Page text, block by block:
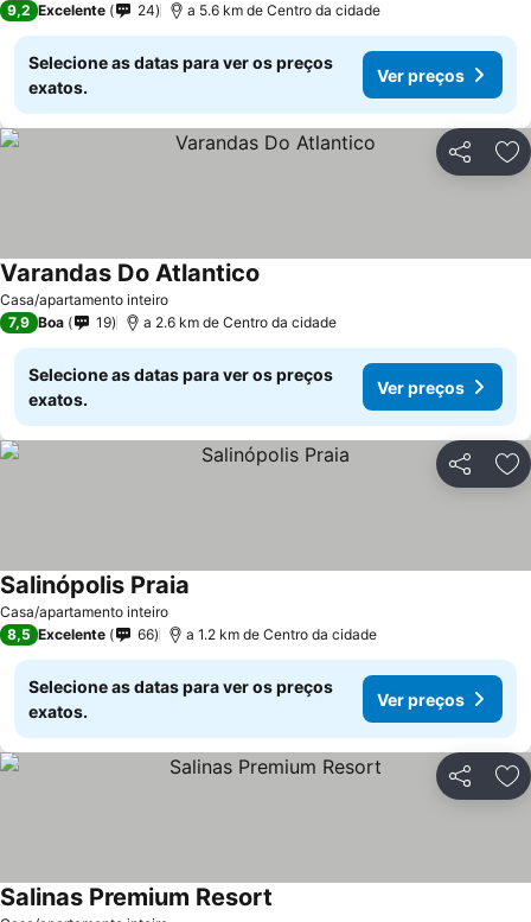
9,2 Excelente 24 a 5.6 km de Centro da cidade
Selecione as datas para ver os preços
exatos.
Ver preços
Partilhar
Casa/apartamento inteiro
Varandas Do Atlantico
7,9 Boa 19 a 2.6 km de Centro da cidade
Selecione as datas para ver os preços
exatos.
Ver preços
Partilhar
Casa/apartamento inteiro
Salinópolis Praia
8,5 Excelente 66 a 1.2 km de Centro da cidade
Selecione as datas para ver os preços
exatos.
Ver preços
Partilhar
Salinas Premium Resort